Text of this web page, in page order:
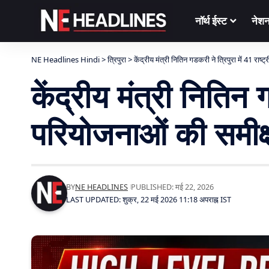
नॉर्थ ईस्ट
NE Headlines Hindi>त्रिपुरा>केंद्रीय मंत्री नितिन गडकरी ने त्रिपुरा में 41
केंद्रीय मंत्री नितिन
परियोजनाओं की
LAST UPDATED: शुक्र, 22 मई 2026 11:18 अपराह्न IST
BYNE HEADLINES PUBLISHED: मई 22, 2026